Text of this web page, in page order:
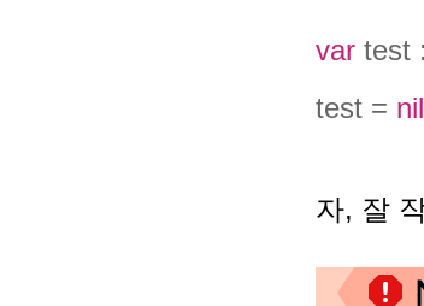
var test :
test = nil
자, 잘